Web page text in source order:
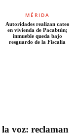
MÉRIDA
Autoridades realizan cateo
en vivienda de Pacabtún;
inmueble queda bajo
resguardo de la Fiscalía
voz: reclaman